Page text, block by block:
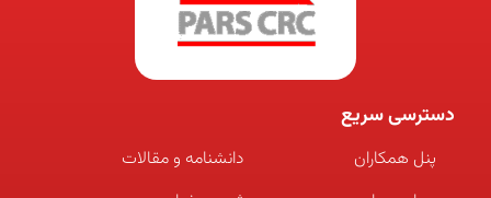
دسترسی سریع
پنل همکاران
دانشنامه و مقالات